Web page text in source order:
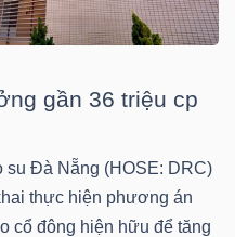
gần 36 triệu cp
su Đà Nẵng (HOSE: DRC)
thực hiện phương án
cổ đông hiện hữu để tăng